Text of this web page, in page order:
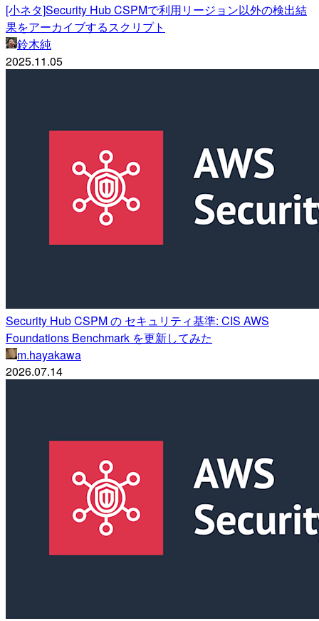
[小ネタ]Security Hub CSPMで利用リージョン以外の検出結
果をアーカイブするスクリプト
鈴木純
2025.11.05
Security Hub CSPM の セキュリティ基準: CIS AWS
Foundations Benchmark を更新してみた
m.hayakawa
2026.07.14